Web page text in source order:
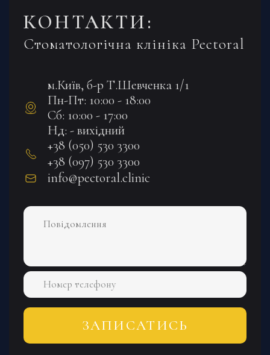
КОНТАКТИ:
Стоматологічна клініка Pectoral
м.Київ, б-р Т.Шевченка 1/1
Пн-Пт: 10:00 - 18:00
Сб: 10:00 - 17:00
Нд: - вихідний
+38 (050) 530 3300
+38 (097) 530 3300
info@pectoral.clinic